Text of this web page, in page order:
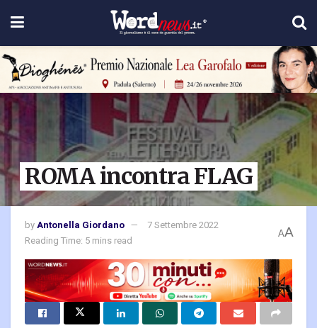
ROMA incontra FLAG
byAntonella Giordano
7 Settembre 2022
Reading Time: 5 mins read
AA